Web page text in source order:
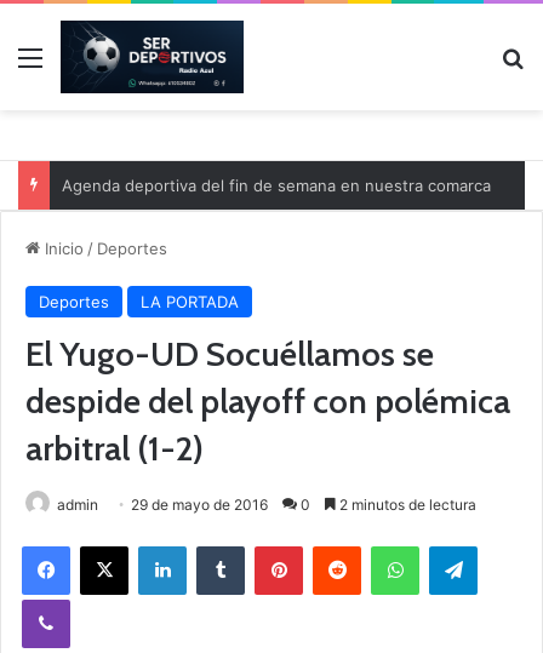
Menú
Agenda deportiva del fin de semana en nuestra comarca
Inicio / Deportes
Deportes LA PORTADA
El Yugo-UD Socuéllamos se
despide del playoff con polémica
arbitral (1-2)
admin 29 de mayo de 2016 0 2 minutos de lectura